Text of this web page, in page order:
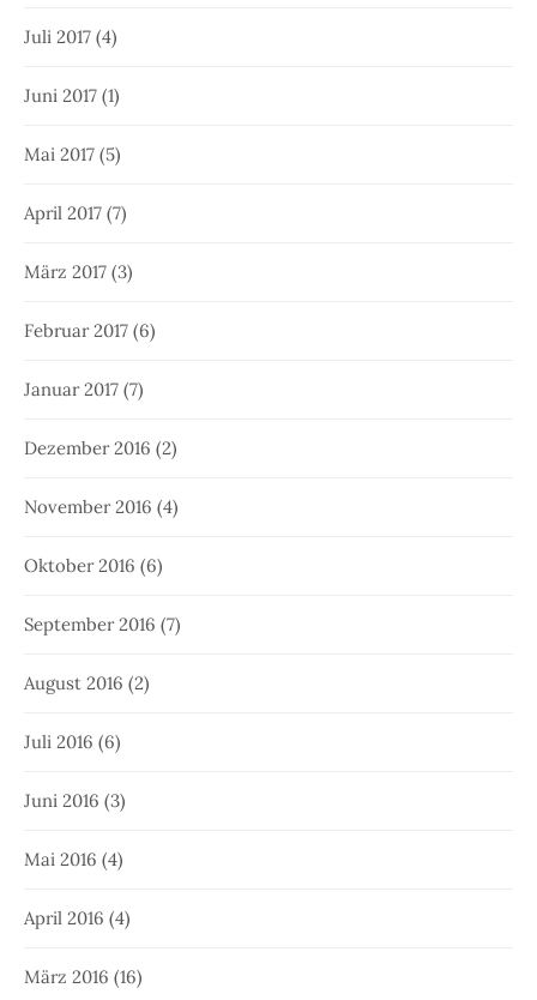
Juli 2017 (4)
Juni 2017 (1)
Mai 2017 (5)
April 2017 (7)
März 2017 (3)
Februar 2017 (6)
Januar 2017 (7)
Dezember 2016 (2)
November 2016 (4)
Oktober 2016 (6)
September 2016 (7)
August 2016 (2)
Juli 2016 (6)
Juni 2016 (3)
Mai 2016 (4)
April 2016 (4)
März 2016 (16)